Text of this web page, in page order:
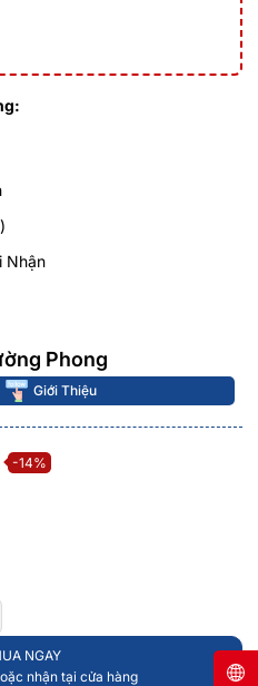
Nhận
Phong
Giới Thiệu
-14%
NGAY
nhận tại cửa hàng